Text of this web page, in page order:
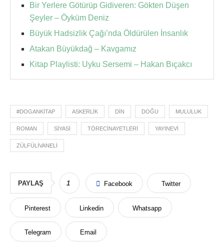
Bir Yerlere Götürüp Gidiveren: Gökten Düşen
Şeyler – Öyküm Deniz
Büyük Hadsizlik Çağı’nda Öldürülen İnsanlık
Atakan Büyükdağ – Kavgamız
Kitap Playlisti: Uyku Sersemi – Hakan Bıçakcı
#DOGANKITAP ASKERLIK DIN DOĞU MULULUK
ROMAN SIYASI TÖRECINAYETLERI YAYINEVI
ZÜLFÜLIVANELI
PAYLAŞ 1 Facebook Twitter
Pinterest Linkedin Whatsapp
Telegram Email